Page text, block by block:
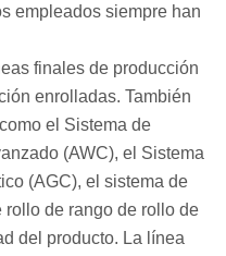
empleados siempre han
finales de producción
enrolladas. También
el Sistema de
(AWC), el Sistema
(AGC), el sistema de
de rango de rollo de
del producto. La línea